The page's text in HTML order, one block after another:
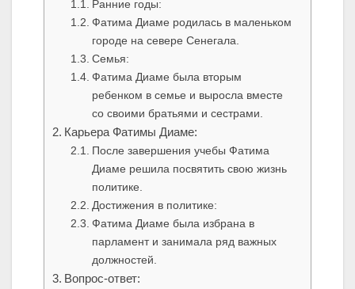
Ранние годы:
Фатима Диаме родилась в маленьком
городе на севере Сенегала.
Семья:
Фатима Диаме была вторым
ребенком в семье и выросла вместе
со своими братьями и сестрами.
Карьера Фатимы Диаме:
После завершения учебы Фатима
Диаме решила посвятить свою жизнь
политике.
Достижения в политике:
Фатима Диаме была избрана в
парламент и занимала ряд важных
должностей.
Вопрос-ответ: